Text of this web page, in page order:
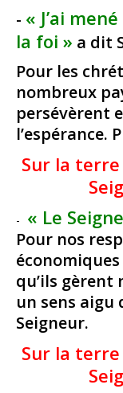
- « J’ai
la foi » a dit
Pour les
nombreux
persévèrent
l’espérance.
Sur la
- « Le
Pour nos
qu’ils gèrent
un sens aigu
Seigneur.
Sur la